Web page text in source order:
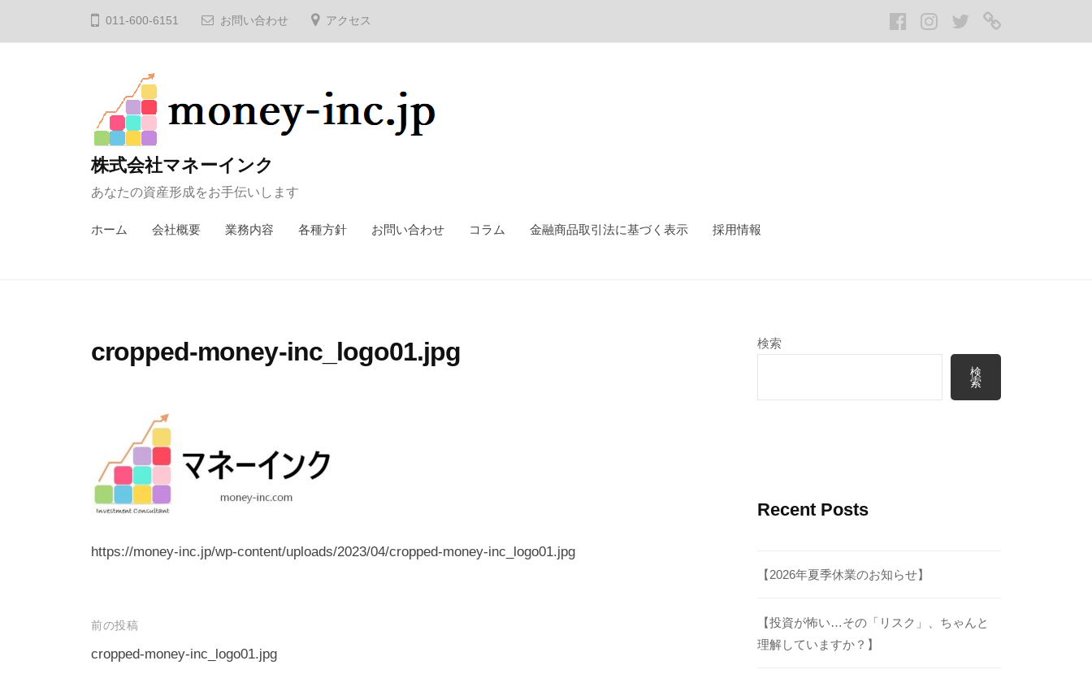
011-600-6151 お問い合わせ アクセス Facebook
Instagram
twitterLINE
株式会社マネーインク
あなたの資産形成をお手伝いします
ホーム 会社概要 業務内容 各種方針 お問い合わせ コラム 金融商品取引法に基づく表示 採用情報
cropped-money-inc_logo01.jpg
https://money-inc.jp/wp-content/uploads/2023/04/cropped-money-inc_logo01.jpg
投
稿
前の投稿
cropped-money-inc_logo01.jpg
検索
検
索
Recent Posts
【2026年夏季休業のお知らせ】
【投資が怖い…その「リスク」、ちゃんと
理解していますか？】